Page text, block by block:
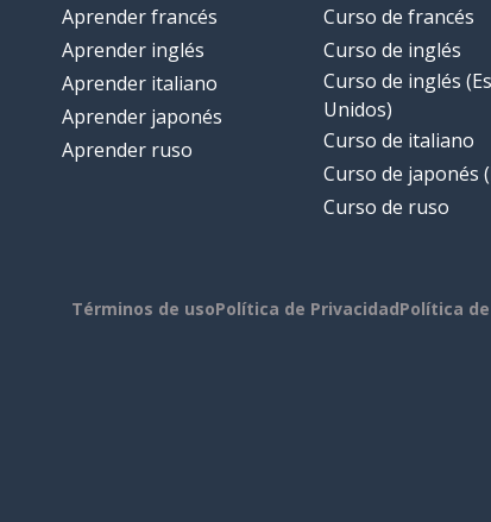
Aprender francés
Aprender inglés
Aprender italiano
Aprender japonés
Aprender ruso
Curso de francés
Curso de inglés
Curso de inglés
Unidos)
Curso de italiano
Curso de japonés
Curso de ruso
Términos de usoPolítica de PrivacidadPolítica